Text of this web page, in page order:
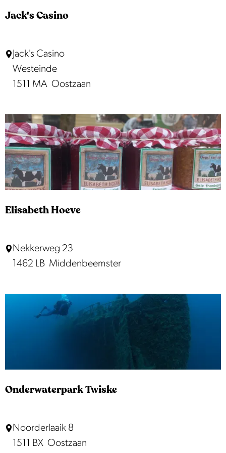
d
C
t
r
y
s
i
d
e
Jack's Casino
J
'
s
C
a
s
i
n
Jack's Casino
Westeinde
1511 MA Oostzaan
Elisabeth Hoeve
E
s
h
H
v
Nekkerweg 23
1462 LB Middenbeemster
Onderwaterpark Twiske
ONoorderlaaik 8
1511 BX Oostzaan